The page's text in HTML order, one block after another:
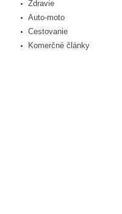
Zdravie
Auto-moto
Cestovanie
Komerčné články